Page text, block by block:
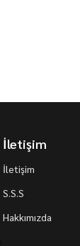
İletişim
İletişim
S.S.S
Hakkımızda